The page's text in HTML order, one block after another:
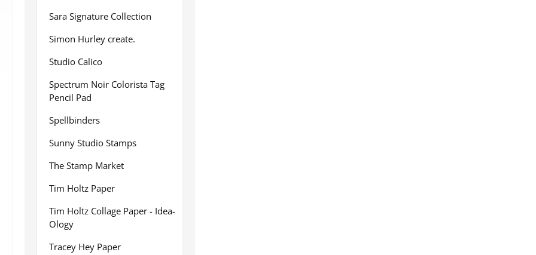
Sara Signature Collection
Simon Hurley create.
Studio Calico
Spectrum Noir Colorista Tag
Pencil Pad
Spellbinders
Sunny Studio Stamps
The Stamp Market
Tim Holtz Paper
Tim Holtz Collage Paper - Idea-
Ology
Tracey Hey Paper